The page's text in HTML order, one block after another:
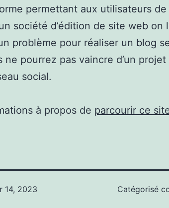
permettant aux utilisateurs
société d’édition de site web on
problème pour réaliser un blog
ne pourrez pas vaincre d’un
social.
à propos de parcourir ce
14, 2023
Catégorisé